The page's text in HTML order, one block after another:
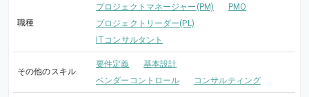
職種
プロジェクトマネージャー(PM)
PMO
プロジェクトリーダー(PL)
ITコンサルタント
その他のスキル
要件定義
基本設計
ベンダーコントロール
コンサルティング